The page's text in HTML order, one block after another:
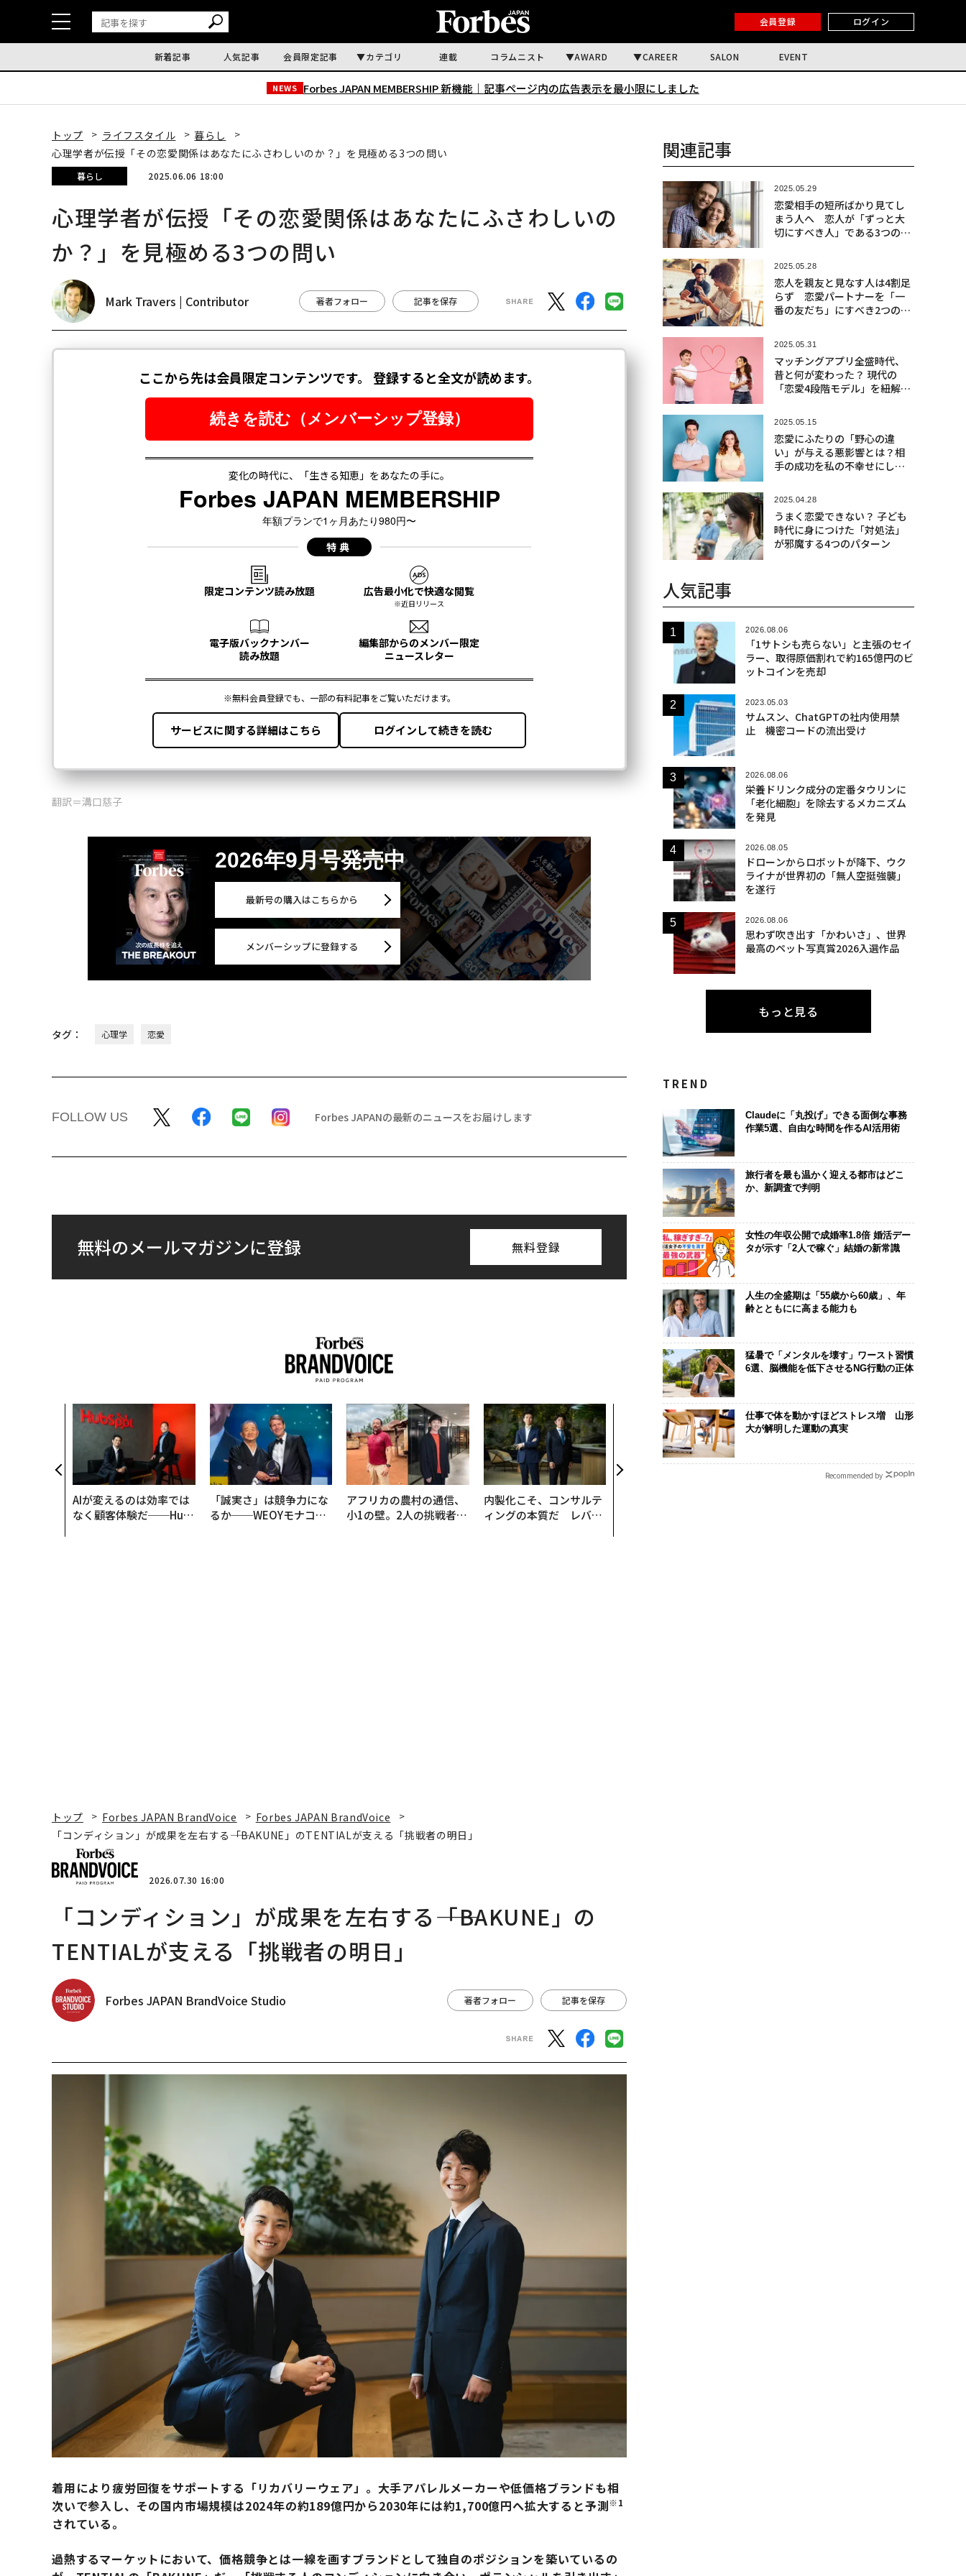
会員登録 ログイン
新着記事 人気記事 会員限定記事 カテゴリ 連載 コラムニスト AWARD CAREER SALON EVENT
NEWS Forbes JAPAN MEMBERSHIP 新機能｜ 記事ページ内の広告表示を最小限にしました
トップ ライフスタイル
暮らし
心理学者が伝授「その恋愛関係はあなたにふさわしいのか？」を見極める3つの問い
暮らし 2025.06.06 18:00
心理学者が伝授「その恋愛関係はあなたにふさわしいの
か？」を見極める3つの問い
Mark Travers | Contributor 著者フォロー 記事を保存
翻訳＝溝口慈子
2026年9月号発売中
最新号の購入はこちらから
メンバーシップに登録する
タグ： 心理学 恋愛
FOLLOW US Forbes JAPANの最新のニュースをお届けします
無料のメールマガジンに登録 無料登録
AIが変えるのは効率では
なく顧客体験だ──Hub
「誠実さ」は競争力にな
るか──WEOYモナコで
アフリカの農村の通信、
小1の壁。2人の挑戦者が
内製化こそ、コンサルテ
ィングの本質だ レバレ
革新は下山で生まれる─
─レクサスが新型TZとE
Sに込めた「DISCOVE
R」の哲学
〜決断する人のAI〜大規
模組織が挑む「AIフル実
く”企業へ【NTTドコモ
ビジネス×PwC】
「老舗は常に
る、AIを超え
関連記事
2025.05.29
恋愛相手の短所ばかり見てし
まう人へ 恋人が「ずっと大
切にすべき人」である3つのサ
2025.05.28
恋人を親友と見なす人は4割足
らず 恋愛パートナーを「一
番の友だち」にすべき2つの理
2025.05.31
マッチングアプリ全盛時代、
昔と何が変わった？ 現代の
「恋愛4段階モデル」を紐解
2025.05.15
恋愛にふたりの「野心の違
い」が与える悪影響とは？相
手の成功を私の不幸せにしな
2025.04.28
うまく恋愛できない？ 子ども
時代に身につけた「対処法」
が邪魔する4つのパターン
人気記事
2026.08.06
「1サトシも売らない」と主張のセイ
ラー、取得原価割れで約165億円のビ
ットコインを売却
2023.05.03
サムスン、ChatGPTの社内使用禁
止 機密コードの流出受け
2026.08.06
栄養ドリンク成分の定番タウリンに
「老化細胞」を除去するメカニズム
を発見
2026.08.05
ドローンからロボットが降下、ウク
ライナが世界初の「無人空挺強襲」
を遂行
2026.08.06
思わず吹き出す「かわいさ」、世界
最高のペット写真賞2026入選作品
もっと見る
TREND
Claudeに「丸投げ」できる面倒な事務
作業5選、自由な時間を作るAI活用術
旅行者を最も温かく迎える都市はどこ
か、新調査で判明
女性の年収公開で成婚率1.8倍 婚活デー
タが示す「2人で稼ぐ」結婚の新常識
人生の全盛期は「55歳から60歳」、年
齢とともにに高まる能力も
猛暑で「メンタルを壊す」ワースト習慣
6選、脳機能を低下させるNG行動の正体
仕事で体を動かすほどストレス増 山形
大が解明した運動の真実
Recommended by
トップ Forbes JAPAN BrandVoice
Forbes JAPAN BrandVoice
「コンディション」が成果を左右する――「BAKUNE」のTENTIALが支える「挑戦者の明日」
2026.07.30 16:00
「コンディション」が成果を左右する――「BAKUNE」の
TENTIALが支える「挑戦者の明日」
Forbes JAPAN BrandVoice Studio 著者フォロー 記事を保存
着用により疲労回復をサポートする「リカバリーウェア」。大手アパレルメーカーや低価格ブランドも相
次いで参入し、その国内市場規模は2024年の約189億円から2030年には約1,700億円へ拡大すると予測※1
されている。
過熱するマーケットにおいて、価格競争とは一線を画すブランドとして独自のポジションを築いているの